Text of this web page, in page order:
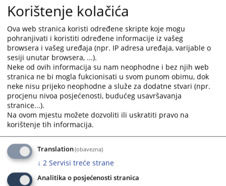
Stručni saradnici u Tužilaštvu su:
Sofija Stanković
Stefanela Brkić
Ana Živanić
Stručne saradnike možete kontaktirati putem e-maila tako da kucate:
ime.prezime@pravosudje.ba.
2407
Korištenje kolačića
Ova web stranica koristi određene skripte koje mogu
pohranjivati i koristiti određene informacije iz vašeg
browsera i vašeg uređaja (npr. IP adresa uređaja, varijable o
sesiji unutar browsera, ...).
Neke od ovih informacija su nam neophodne i bez njih web
stranica ne bi mogla fukcionisati u svom punom obimu, dok
neke nisu prijeko neophodne a služe za dodatne stvari (npr.
procjenu nivoa posjećenosti, budućeg usavršavanja
stranice...).
Na ovom mjestu možete dozvoliti ili uskratiti pravo na
korištenje tih informacija.
Translation(obavezna)
↓ 2 Servisi treće strane
Analitika o posjećenosti stranica